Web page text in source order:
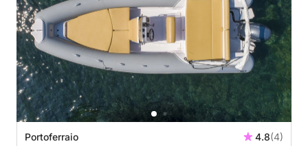
Portoferraio 4.8(4)